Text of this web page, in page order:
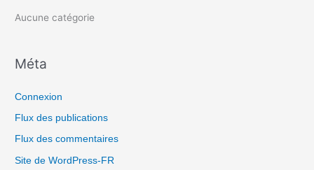
r
Aucune catégorie
Méta
Connexion
Flux des publications
Flux des commentaires
Site de WordPress-FR